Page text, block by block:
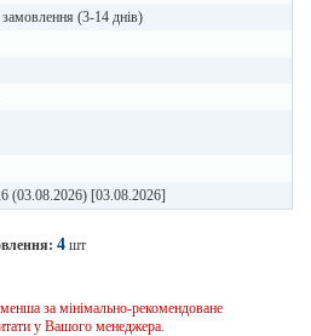
(3-14 днів)
(03.08.2026) [03.08.2026]
4 шт
за мінімально-рекомендоване
у Вашого менеджера.